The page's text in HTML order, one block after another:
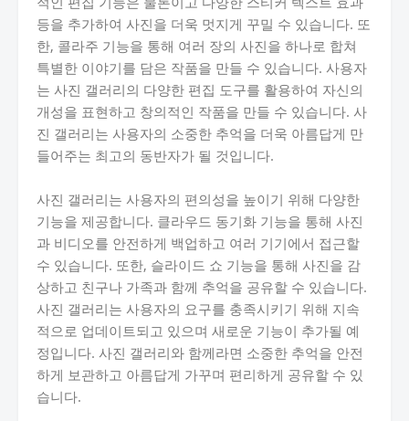
등을 추가하여 사진을 더욱 멋지게 꾸밀 수 있습니다. 또
한, 콜라주 기능을 통해 여러 장의 사진을 하나로 합쳐
특별한 이야기를 담은 작품을 만들 수 있습니다. 사용자
는 사진 갤러리의 다양한 편집 도구를 활용하여 자신의
개성을 표현하고 창의적인 작품을 만들 수 있습니다. 사
진 갤러리는 사용자의 소중한 추억을 더욱 아름답게 만
들어주는 최고의 동반자가 될 것입니다.
사진 갤러리는 사용자의 편의성을 높이기 위해 다양한
기능을 제공합니다. 클라우드 동기화 기능을 통해 사진
과 비디오를 안전하게 백업하고 여러 기기에서 접근할
수 있습니다. 또한, 슬라이드 쇼 기능을 통해 사진을 감
상하고 친구나 가족과 함께 추억을 공유할 수 있습니다.
사진 갤러리는 사용자의 요구를 충족시키기 위해 지속
적으로 업데이트되고 있으며 새로운 기능이 추가될 예
정입니다. 사진 갤러리와 함께라면 소중한 추억을 안전
하게 보관하고 아름답게 가꾸며 편리하게 공유할 수 있
습니다.